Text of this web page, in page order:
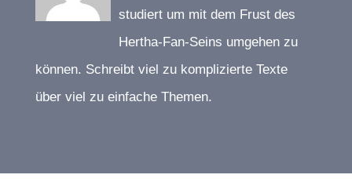
studiert um mit dem Frust des
Hertha-Fan-Seins umgehen zu
können. Schreibt viel zu komplizierte Texte
über viel zu einfache Themen.